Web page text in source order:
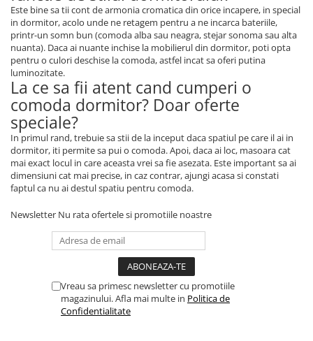
Este bine sa tii cont de armonia cromatica din orice incapere, in special
in dormitor, acolo unde ne retagem pentru a ne incarca bateriile,
printr-un somn bun (comoda alba sau neagra, stejar sonoma sau alta
nuanta). Daca ai nuante inchise la mobilierul din dormitor, poti opta
pentru o culori deschise la comoda, astfel incat sa oferi putina
luminozitate.
La ce sa fii atent cand cumperi o
comoda dormitor? Doar oferte
speciale?
In primul rand, trebuie sa stii de la inceput daca spatiul pe care il ai in
dormitor, iti permite sa pui o comoda. Apoi, daca ai loc, masoara cat
mai exact locul in care aceasta vrei sa fie asezata. Este important sa ai
dimensiuni cat mai precise, in caz contrar, ajungi acasa si constati
faptul ca nu ai destul spatiu pentru comoda.
Newsletter Nu rata ofertele si promotiile noastre
Vreau sa primesc newsletter cu promotiile
magazinului. Afla mai multe in Politica de
Confidentialitate